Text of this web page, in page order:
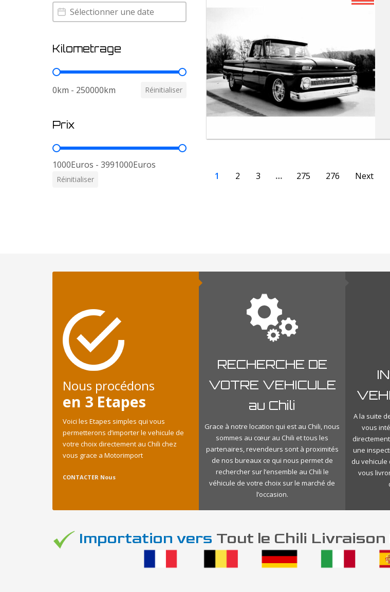
Annee
Annee
Kilometrage
Kilometrage
0km - 250000km Réinitialiser
Prix
Prix
1000Euros - 3991000Euros
Réinitialiser 1 2 3 … 275 276 Next
Nous procédons
en 3 Etapes
Voici les Etapes simples qui vous
permetterons d’importer le vehicule de
votre choix directement au Chili chez
vous grace a Motorimport
CONTACTER Nous
RECHERCHE DE
VOTRE VEHICULE
au Chili
Grace à notre location qui est au Chili, nous
sommes au cœur au Chili et tous les
partenaires, revendeurs sont à proximités
de nos bureaux ce qui nous permet de
rechercher sur l’ensemble au Chili le
véhicule de votre choix sur le marché de
l’occasion.
A la suite
vous
une
du vehicule
vous
Importation vers Tout le Chili